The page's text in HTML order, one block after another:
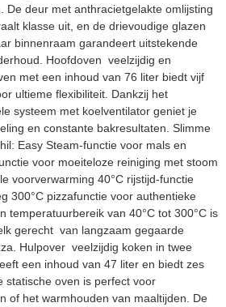
De deur met anthracietgelakte omlijsting
klasse uit, en de drievoudige glazen
binnenraam garandeert uitstekende
Hoofdoven  veelzijdig en
met een inhoud van 76 liter biedt vijf
ultieme flexibiliteit. Dankzij het
systeem met koelventilator geniet je
en constante bakresultaten. Slimme
Easy Steam-functie voor mals en
voor moeiteloze reiniging met stoom
voorverwarming 40°C rijstijd-functie
300°C pizzafunctie voor authentieke
temperatuurbereik van 40°C tot 300°C is
gerecht  van langzaam gegaarde
Hulpover  veelzijdig koken in twee
een inhoud van 47 liter en biedt zes
statische oven is perfect voor
of het warmhouden van maaltijden. De